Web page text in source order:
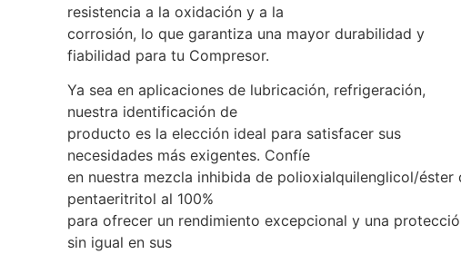
resistencia a la oxidación y a la
corrosión, lo que garantiza una mayor durabilidad y
fiabilidad para tu Compresor.
Ya sea en aplicaciones de lubricación, refrigeración,
nuestra identificación de
producto es la elección ideal para satisfacer sus
necesidades más exigentes. Confíe
en nuestra mezcla inhibida de polioxialquilenglicol/éster
pentaeritritol al 100%
para ofrecer un rendimiento excepcional y una
sin igual en sus